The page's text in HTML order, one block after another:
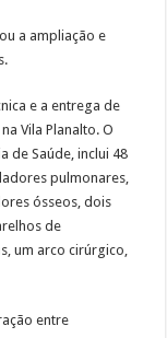
a ampliação e
e a entrega de
Vila Planalto. O
de Saúde, inclui 48
pulmonares,
ósseos, dois
de
um arco cirúrgico,
entre